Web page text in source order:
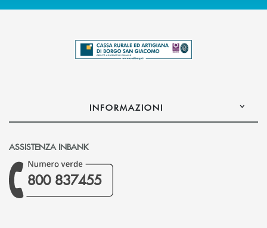
INFORMAZIONI
ASSISTENZA INBANK
800 837455